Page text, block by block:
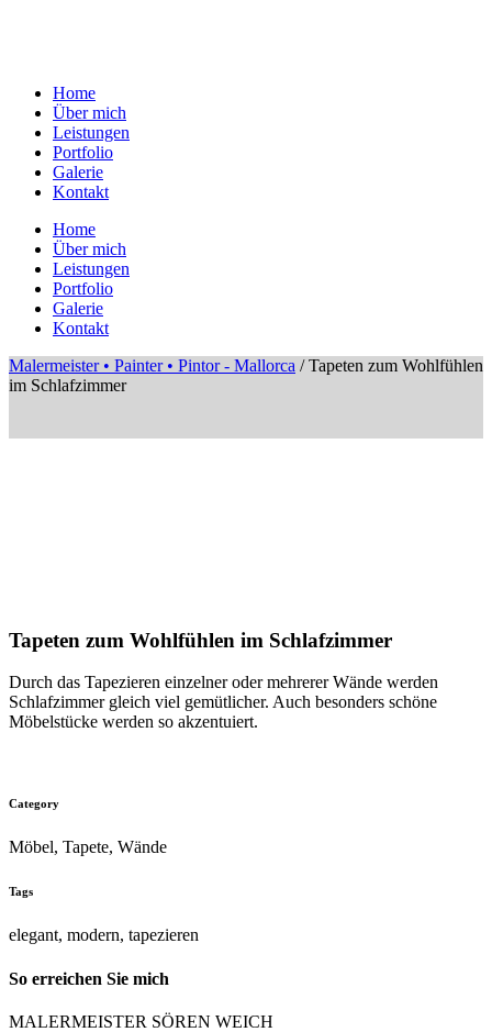
Home
Über mich
Leistungen
Portfolio
Galerie
Kontakt
Home
Über mich
Leistungen
Portfolio
Galerie
Kontakt
Malermeister • Painter • Pintor - Mallorca /Tapeten zum Wohlfühlen
im Schlafzimmer
Tapeten zum Wohlfühlen im Schlafzimmer
Durch das Tapezieren einzelner oder mehrerer Wände werden
Schlafzimmer gleich viel gemütlicher. Auch besonders schöne
Möbelstücke werden so akzentuiert.
Category
Möbel, Tapete, Wände
Tags
elegant, modern, tapezieren
So erreichen Sie mich
MALERMEISTER SÖREN WEICH